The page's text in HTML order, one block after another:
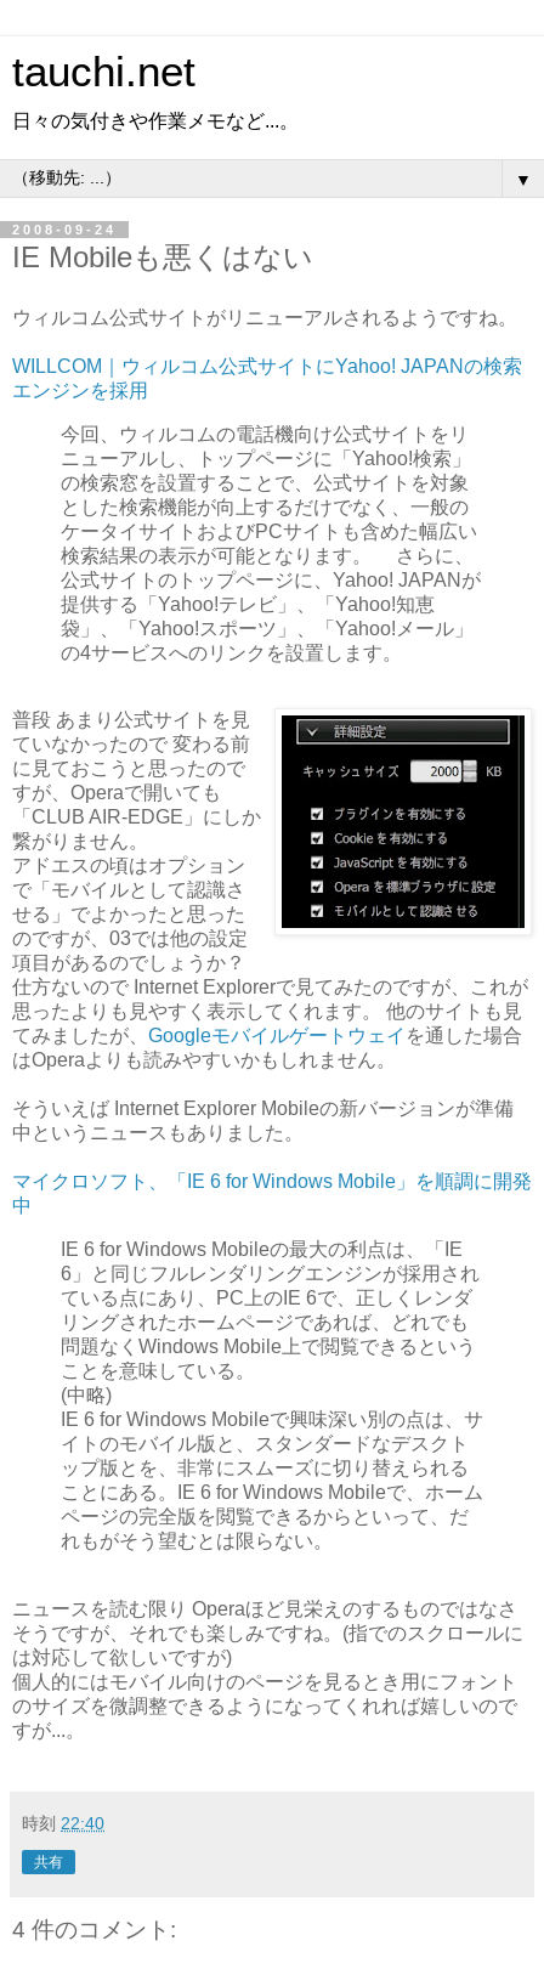
tauchi.net
日々の気付きや作業メモなど...。
▼
2008-09-24
IE Mobileも悪くはない
ウィルコム公式サイトがリニューアルされるようですね。
WILLCOM｜ウィルコム公式サイトにYahoo! JAPANの検索
エンジンを採用
今回、ウィルコムの電話機向け公式サイトをリ
ニューアルし、トップページに「Yahoo!検索」
の検索窓を設置することで、公式サイトを対象
とした検索機能が向上するだけでなく、一般の
ケータイサイトおよびPCサイトも含めた幅広い
検索結果の表示が可能となります。 さらに、
公式サイトのトップページに、Yahoo! JAPANが
提供する「Yahoo!テレビ」、「Yahoo!知恵
袋」、「Yahoo!スポーツ」、「Yahoo!メール」
の4サービスへのリンクを設置します。
普段 あまり公式サイトを見
ていなかったので 変わる前
に見ておこうと思ったので
すが、Operaで開いても
「CLUB AIR-EDGE」にしか
繋がりません。
アドエスの頃はオプション
で「モバイルとして認識さ
せる」でよかったと思った
のですが、03では他の設定
項目があるのでしょうか？
仕方ないので Internet Explorerで見てみたのですが、これが
思ったよりも見やすく表示してくれます。 他のサイトも見
てみましたが、 Googleモバイルゲートウェイ を通した場合
はOperaよりも読みやすいかもしれません。
そういえば Internet Explorer Mobileの新バージョンが準備
中というニュースもありました。
マイクロソフト、「IE 6 for Windows Mobile」を順調に開発
中
IE 6 for Windows Mobileの最大の利点は、「IE
6」と同じフルレンダリングエンジンが採用され
ている点にあり、PC上のIE 6で、正しくレンダ
リングされたホームページであれば、どれでも
問題なくWindows Mobile上で閲覧できるという
ことを意味している。
(中略)
IE 6 for Windows Mobileで興味深い別の点は、サ
イトのモバイル版と、スタンダードなデスクト
ップ版とを、非常にスムーズに切り替えられる
ことにある。IE 6 for Windows Mobileで、ホーム
ページの完全版を閲覧できるからといって、だ
れもがそう望むとは限らない。
ニュースを読む限り Operaほど見栄えのするものではなさ
そうですが、それでも楽しみですね。(指でのスクロールに
は対応して欲しいですが)
個人的にはモバイル向けのページを見るとき用にフォント
のサイズを微調整できるようになってくれれば嬉しいので
すが...。
時刻 22:40
共有
4 件のコメント: